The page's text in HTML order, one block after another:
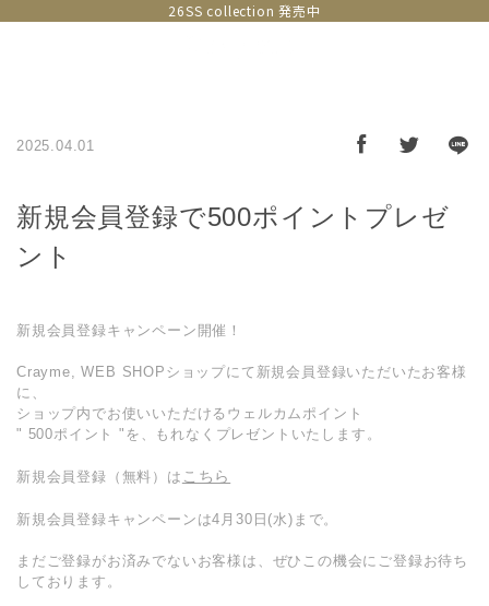
26SS collection 発売中
2025.04.01
新規会員登録で500ポイントプレゼ
ント
新規会員登録キャンペーン開催！
Crayme, WEB SHOPショップにて新規会員登録いただいたお客様
に、
ショップ内でお使いいただけるウェルカムポイント
" 500ポイント "を、もれなくプレゼントいたします。
新規会員登録（無料）は こちら
新規会員登録キャンペーンは4月30日(水)まで。
まだご登録がお済みでないお客様は、ぜひこの機会にご登録お待ち
しております。